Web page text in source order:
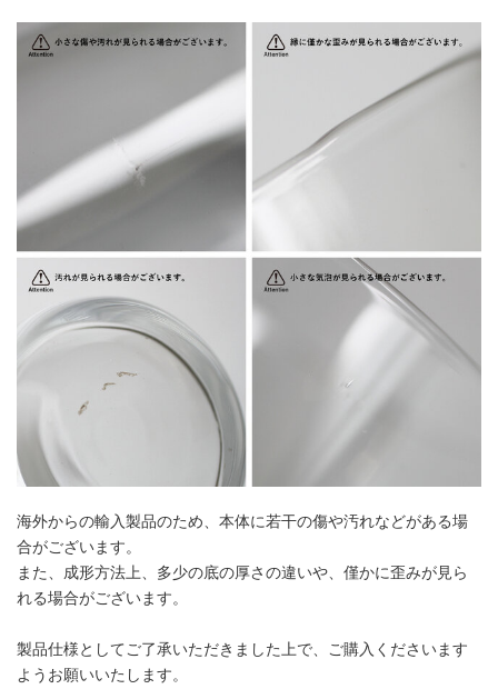
海外からの輸入製品のため、本体に若干の傷や汚れなどがある場
合がございます。
また、成形方法上、多少の底の厚さの違いや、僅かに歪みが見ら
れる場合がございます。
製品仕様としてご了承いただきました上で、ご購入くださいます
ようお願いいたします。